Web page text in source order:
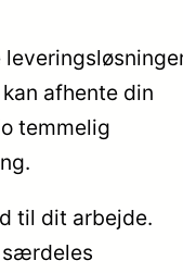
afhente din
temmelig
til dit arbejde.
særdeles